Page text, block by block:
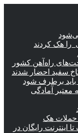
را هک کردند
راه‌آهن کشور
سفید احضار شدند
باید برطرف شود
آمادگی
حملات هک
اینترنت رایگان در